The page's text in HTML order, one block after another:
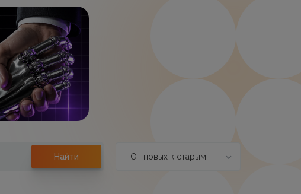
Найти От новых к старым